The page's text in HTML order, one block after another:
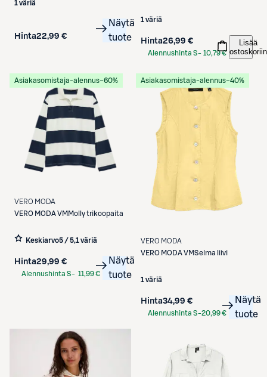
1 väriä
Hinta22,99 €
Näytä
tuote
1 väriä
Hinta26,99 €
Alennushinta S- 10,79 €
Lisää
ostoskoriin
Asiakasomistaja-alennus−60%
VERO MODA
VERO MODAVMMolly trikoopaita
Keskiarvo5 / 5,1 väriä
Hinta29,99 €
Alennushinta S- 11,99 €
Näytä
tuote
Asiakasomistaja-alennus−40%
VERO MODA
VERO MODAVMSelma liivi
1 väriä
Hinta34,99 €
Alennushinta S-20,99 €
Näytä
tuote